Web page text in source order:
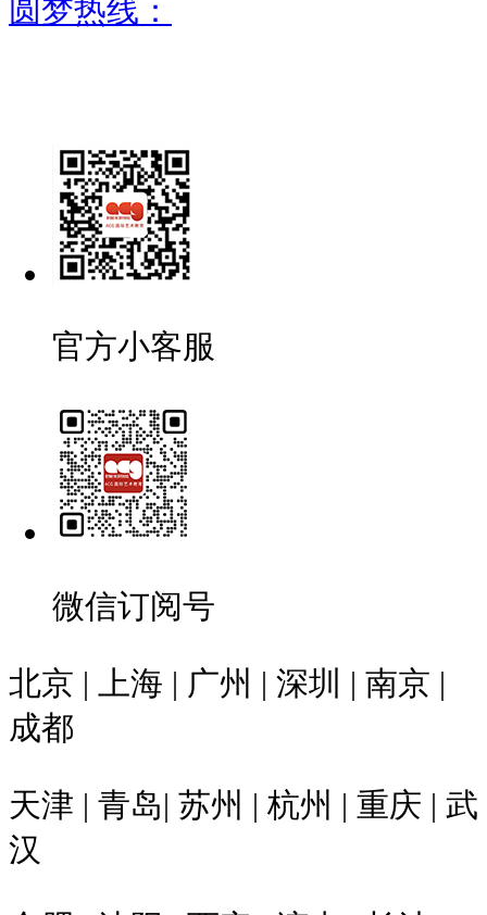
圆梦热线：
官方小客服
微信订阅号
北京 | 上海 | 广州 | 深圳 | 南京 |
成都
天津 | 青岛| 苏州 | 杭州 | 重庆 | 武
汉